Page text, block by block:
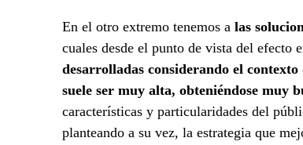
En el otro extremo tenemos a las
cuales desde el punto de vista del efecto
desarrolladas considerando el
suele ser muy alta, obteniéndose muy
características y particularidades del
planteando a su vez, la estrategia que